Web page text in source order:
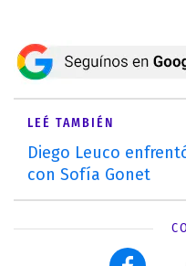
LEÉ TAMBIÉN
Diego Leuco
con Sofía Gonet